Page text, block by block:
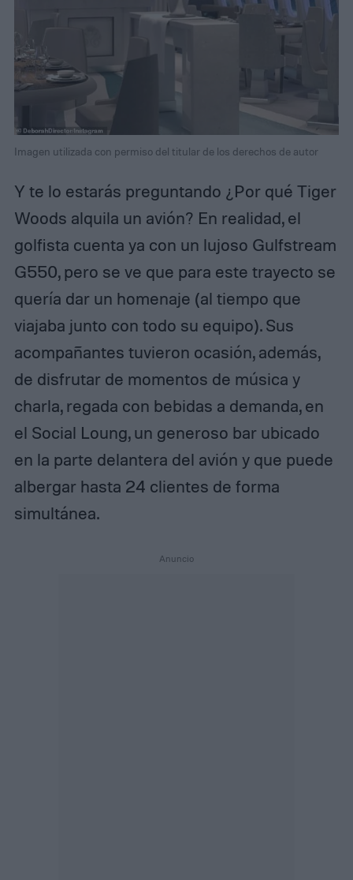
Imagen utilizada con permiso del titular de los derechos de autor
Y te lo estarás preguntando ¿Por qué Tiger
Woods alquila un avión? En realidad, el
golfista cuenta ya con un lujoso Gulfstream
G550, pero se ve que para este trayecto se
quería dar un homenaje (al tiempo que
viajaba junto con todo su equipo). Sus
acompañantes tuvieron ocasión, además,
de disfrutar de momentos de música y
charla, regada con bebidas a demanda, en
el Social Loung, un generoso bar ubicado
en la parte delantera del avión y que puede
albergar hasta 24 clientes de forma
simultánea.